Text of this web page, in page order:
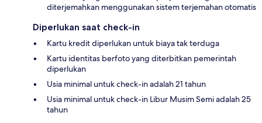
diterjemahkan menggunakan sistem terjemahan otomatis
Diperlukan saat check-in
Kartu kredit diperlukan untuk biaya tak terduga
Kartu identitas berfoto yang diterbitkan pemerintah
diperlukan
Usia minimal untuk check-in adalah 21 tahun
Usia minimal untuk check-in Libur Musim Semi adalah 25
tahun